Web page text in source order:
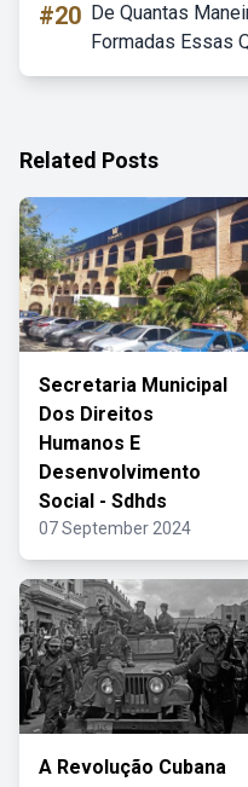
#20 De Quantas
Formadas Essas
Related Posts
Secretaria Municipal
Dos Direitos
Humanos E
Desenvolvimento
Social - Sdhds
07 September 2024
A Revolução Cubana